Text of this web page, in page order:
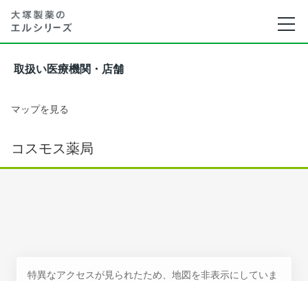
取扱い医療機関・店舗
マップを見る
コスモス薬局
特異なアクセスが見られたため、地図を非表示にしていま